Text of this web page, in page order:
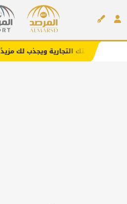
ويجذب لك مزيدًا من العملاء